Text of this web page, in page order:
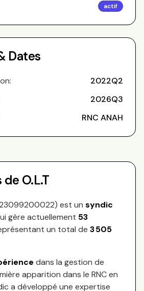
actif
Dates
2022Q2
2026Q3
RNC ANAH
de O.L.T
) est un syndic
gère actuellement 53
un total de 3 505
dans la gestion de
apparition dans le RNC en
a développé une expertise